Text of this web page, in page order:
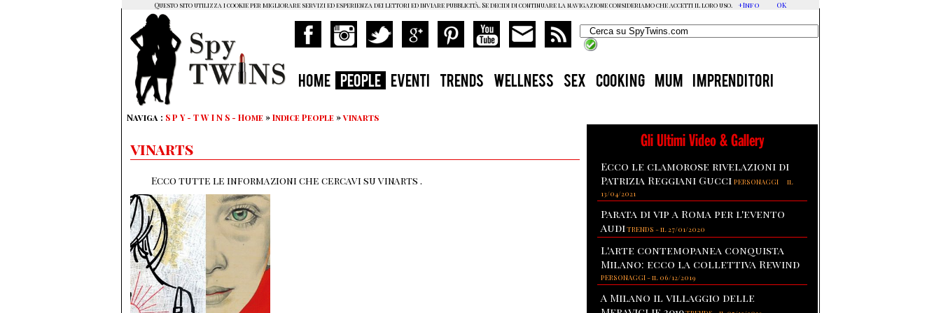
HOME PEOPLE EVENTI TRENDS WELLNESS SEX COOKING MUM IMPRENDITORI
Naviga : S P Y - T W I N S - Home »Indice People »vinarts
vinarts
Ecco tutte le informazioni che cercavi su vinarts .
Gli Ultimi Video & Gallery
Ecco le clamorose rivelazioni di
Patrizia Reggiani Gucci PERSONAGGI
il
13/04/2021
Parata di vip a Roma per l'evento
AudiTRENDS -il 27/01/2020
L'arte contemopanea conquista
Milano: ecco la collettiva Rewind
PERSONAGGI-il 06/12/2019
A Milano il villaggio delle
Questo sito utilizza i cookie per migliorare servizi ed esperienza dei lettori ed inviare pubblicità. Se decidi di continuare la navigazione consideriamo che accetti il loro uso. +Info OK